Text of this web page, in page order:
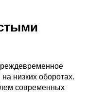
низких оборотах.
современных